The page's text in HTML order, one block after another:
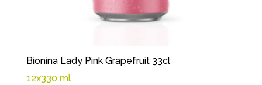
Bionina Lady Pink Grapefruit 33cl
12x330 ml